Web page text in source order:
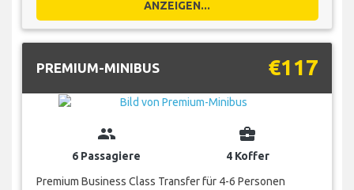
ANZEIGEN...
PREMIUM-MINIBUS €117
group
6 Passagiere
business_center
4 Koffer
Premium Business Class Transfer für 4-6 Personen